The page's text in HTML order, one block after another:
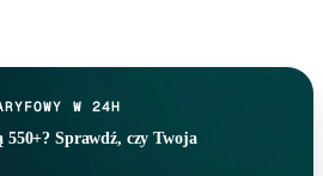
W 24H
Sprawdź, czy Twoja